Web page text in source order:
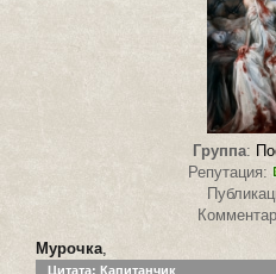
Группа:
Репутация:
Мурочка
Цитата: Капитанчик